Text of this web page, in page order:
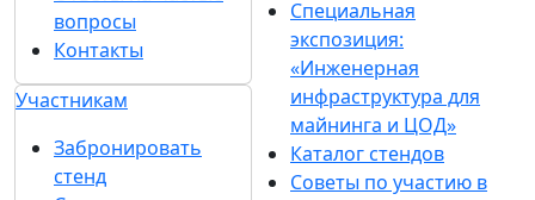
вопросы
Контакты
Участникам
Забронировать
стенд
Специальная
экспозиция:
«Инженерная
инфраструктура для
майнинга и ЦОД»
Каталог стендов
Советы по участию в